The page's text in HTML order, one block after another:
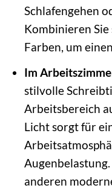
Schlafengehen
Kombinieren
Farben, um
Im
stilvolle
Arbeitsbereich
Licht sorgt für
anderen